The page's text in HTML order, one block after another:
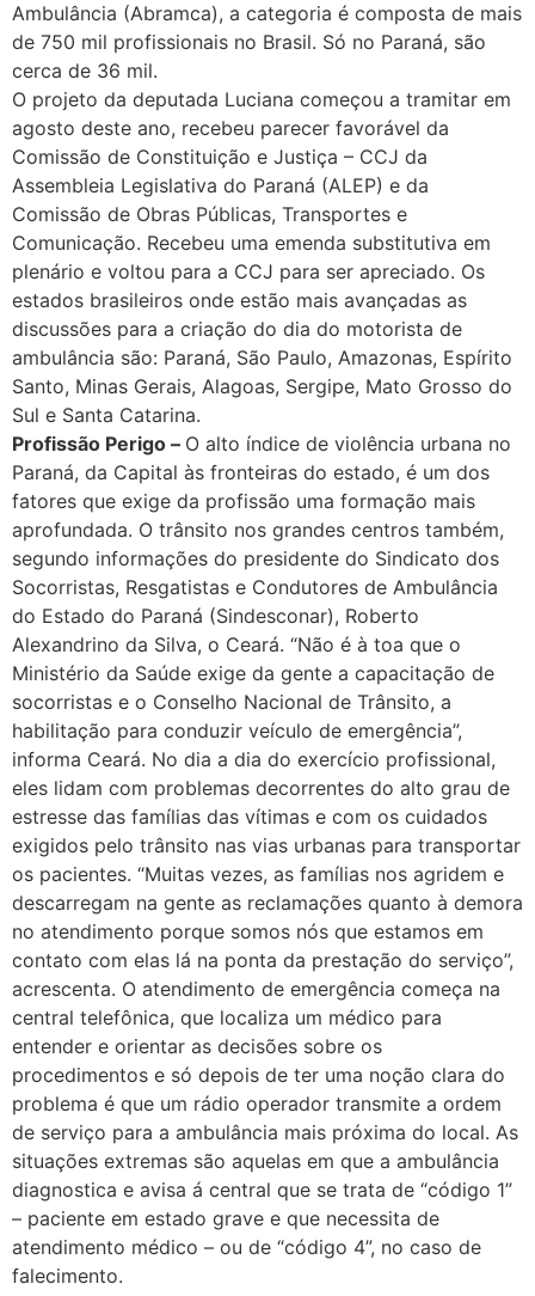
Ambulância (Abramca), a categoria é composta de mais
de 750 mil profissionais no Brasil. Só no Paraná, são
cerca de 36 mil.
O projeto da deputada Luciana começou a tramitar em
agosto deste ano, recebeu parecer favorável da
Comissão de Constituição e Justiça – CCJ da
Assembleia Legislativa do Paraná (ALEP) e da
Comissão de Obras Públicas, Transportes e
Comunicação. Recebeu uma emenda substitutiva em
plenário e voltou para a CCJ para ser apreciado. Os
estados brasileiros onde estão mais avançadas as
discussões para a criação do dia do motorista de
ambulância são: Paraná, São Paulo, Amazonas, Espírito
Santo, Minas Gerais, Alagoas, Sergipe, Mato Grosso do
Sul e Santa Catarina.
Profissão Perigo – O alto índice de violência urbana no
Paraná, da Capital às fronteiras do estado, é um dos
fatores que exige da profissão uma formação mais
aprofundada. O trânsito nos grandes centros também,
segundo informações do presidente do Sindicato dos
Socorristas, Resgatistas e Condutores de Ambulância
do Estado do Paraná (Sindesconar), Roberto
Alexandrino da Silva, o Ceará. “Não é à toa que o
Ministério da Saúde exige da gente a capacitação de
socorristas e o Conselho Nacional de Trânsito, a
habilitação para conduzir veículo de emergência”,
informa Ceará. No dia a dia do exercício profissional,
eles lidam com problemas decorrentes do alto grau de
estresse das famílias das vítimas e com os cuidados
exigidos pelo trânsito nas vias urbanas para transportar
os pacientes. “Muitas vezes, as famílias nos agridem e
descarregam na gente as reclamações quanto à demora
no atendimento porque somos nós que estamos em
contato com elas lá na ponta da prestação do serviço”,
acrescenta. O atendimento de emergência começa na
central telefônica, que localiza um médico para
entender e orientar as decisões sobre os
procedimentos e só depois de ter uma noção clara do
problema é que um rádio operador transmite a ordem
de serviço para a ambulância mais próxima do local. As
situações extremas são aquelas em que a ambulância
diagnostica e avisa á central que se trata de “código 1”
– paciente em estado grave e que necessita de
atendimento médico – ou de “código 4”, no caso de
falecimento.